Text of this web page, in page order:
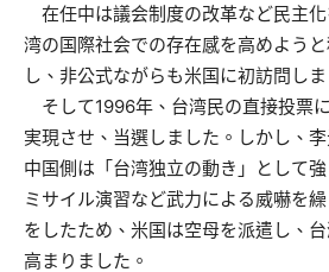
在任中は議会制度の改革など民主
湾の国際社会での存在感を高めよう
し、非公式ながらも米国に初訪問しま
そして1996年、台湾民の直接投票
実現させ、当選しました。しかし、
中国側は「台湾独立の動き」として
ミサイル演習など武力による威嚇を
をしたため、米国は空母を派遣し、
高まりました。